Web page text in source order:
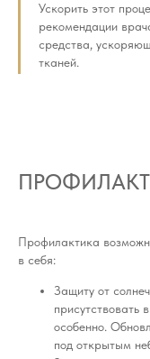
Ускорить этот
рекомендации
средства,
тканей.
Профилактика
в себя:
Защиту от
присутствовать
особенно.
под открытым